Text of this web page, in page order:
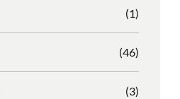
(1)
(46)
(3)